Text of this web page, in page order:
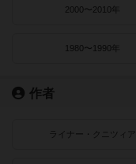
2000〜2010年
1980〜1990年
作者
ライナー・クニツィア